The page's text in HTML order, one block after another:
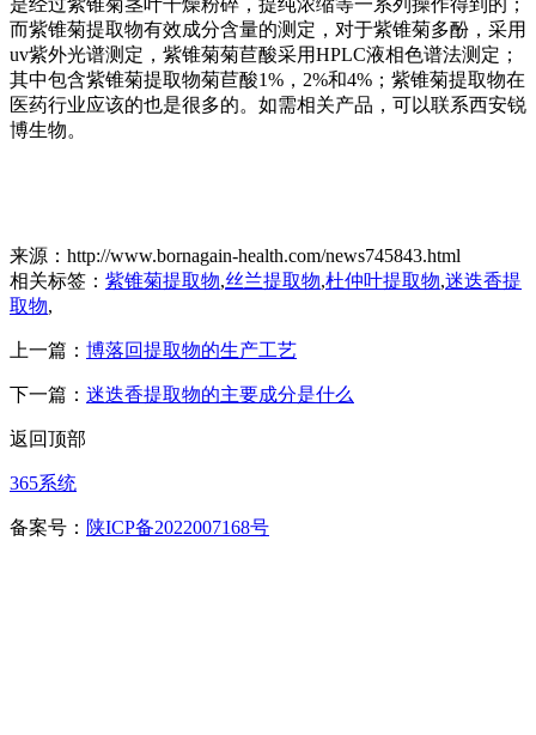
是经过紫锥菊茎叶干燥粉碎，提纯浓缩等一系列操作得到的；
而紫锥菊提取物有效成分含量的测定，对于紫锥菊多酚，采用
uv紫外光谱测定，紫锥菊菊苣酸采用HPLC液相色谱法测定；
其中包含紫锥菊提取物菊苣酸1%，2%和4%；紫锥菊提取物在
医药行业应该的也是很多的。如需相关产品，可以联系西安锐
博生物。
来源：http://www.bornagain-health.com/news745843.html
相关标签： 紫锥菊提取物,丝兰提取物,杜仲叶提取物,迷迭香提
取物,
上一篇： 博落回提取物的生产工艺
下一篇： 迷迭香提取物的主要成分是什么
返回顶部
365系统
备案号： 陕ICP备2022007168号